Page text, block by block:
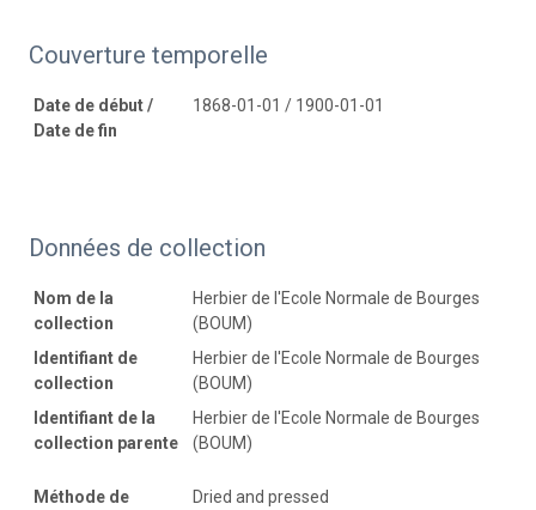
Couverture temporelle
Date de début /
Date de fin
1868-01-01 / 1900-01-01
Données de collection
Nom de la
collection
Herbier de l'Ecole Normale de Bourges
(BOUM)
Identifiant de
collection
Herbier de l'Ecole Normale de Bourges
(BOUM)
Identifiant de la
collection parente
Herbier de l'Ecole Normale de Bourges
(BOUM)
Méthode de
Dried and pressed